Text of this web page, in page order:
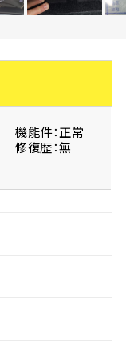
機能件：正常
修復歴：無